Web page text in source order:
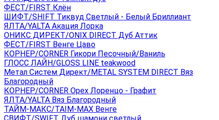
ФЁСТ/FIRST Клён
ШИФТ/SHIFT Тиквуд Светлый - Белый Бриллиант
ЯЛТА/YALTA Акация Лорка
ОНИКС ДИРЕКТ/ONIX DIRECT Дуб Аттик
ФЁСТ/FIRST Венге Цаво
КОРНЕР/CORNER Гикори Песочный/Ваниль
ГЛОСС ЛАЙН/GLOSS LINE teakwood
Метал Систем Директ/METAL SYSTEM DIRECT Вяз
Благородный
КОРНЕР/CORNER Орех Лоренцо - Графит
ЯЛТА/YALTA Вяз Благородный
ТАЙМ-МАКС/TAIM-MAX Венге